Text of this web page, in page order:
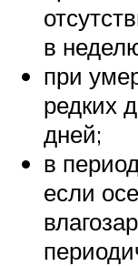
в
при
редких
дней;
в
если